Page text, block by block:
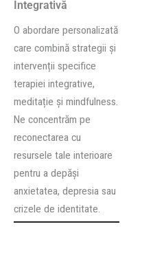
Integrativă
O abordare personalizată
care combină strategii și
intervenții specifice
terapiei integrative,
meditație și mindfulness.
Ne concentrăm pe
reconectarea cu
resursele tale interioare
pentru a depăși
anxietatea, depresia sau
crizele de identitate.